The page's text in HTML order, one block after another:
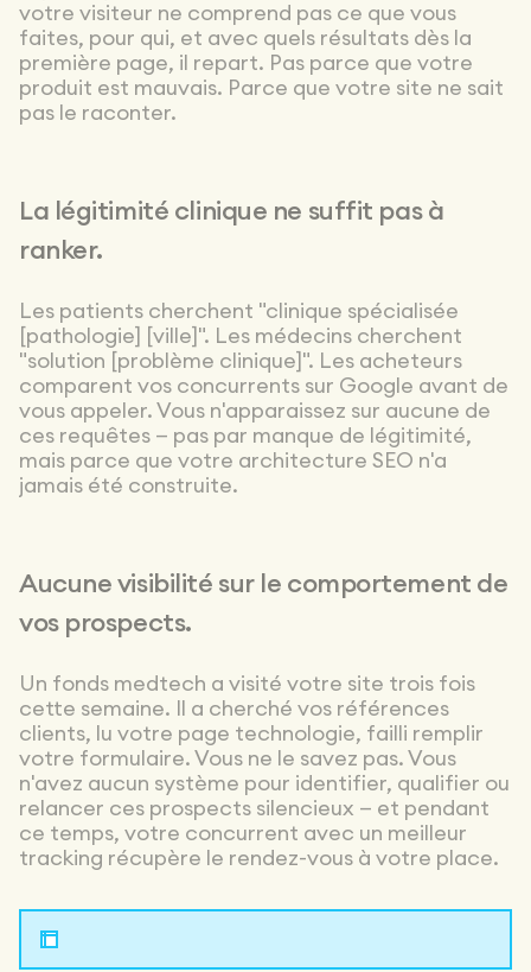
votre visiteur ne comprend pas ce que vous
faites, pour qui, et avec quels résultats dès la
première page, il repart. Pas parce que votre
produit est mauvais. Parce que votre site ne sait
pas le raconter.
La légitimité clinique ne suffit pas à
ranker.
Les patients cherchent "clinique spécialisée
[pathologie] [ville]". Les médecins cherchent
"solution [problème clinique]". Les acheteurs
comparent vos concurrents sur Google avant de
vous appeler. Vous n'apparaissez sur aucune de
ces requêtes — pas par manque de légitimité,
mais parce que votre architecture SEO n'a
jamais été construite.
Aucune visibilité sur le comportement de
vos prospects.
Un fonds medtech a visité votre site trois fois
cette semaine. Il a cherché vos références
clients, lu votre page technologie, failli remplir
votre formulaire. Vous ne le savez pas. Vous
n'avez aucun système pour identifier, qualifier ou
relancer ces prospects silencieux — et pendant
ce temps, votre concurrent avec un meilleur
tracking récupère le rendez-vous à votre place.